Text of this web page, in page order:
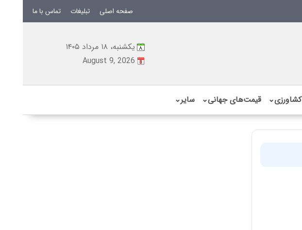
صفحه اصلی تبلیغات تماس با ما
یکشنبه، ۱۸ مرداد ۱۴۰۵
August 9, 2026
⌄ قیمت‌های جهانی⌄ سایر⌄